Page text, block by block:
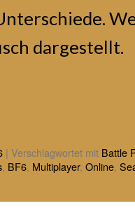
dargestellt.
| Verschlagwortet mit Battle
, BF6, Multiplayer, Online,